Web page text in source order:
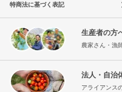
特商法に基づく表記
生産者の方
農家さん・漁
法人・自治
アライアンス